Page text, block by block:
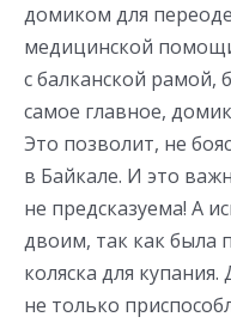
домиком для
медицинской
с балканской рамой,
самое главное,
Это позволит, не
в Байкале. И это
не предсказуема! А
двоим, так как была
коляска для
не только